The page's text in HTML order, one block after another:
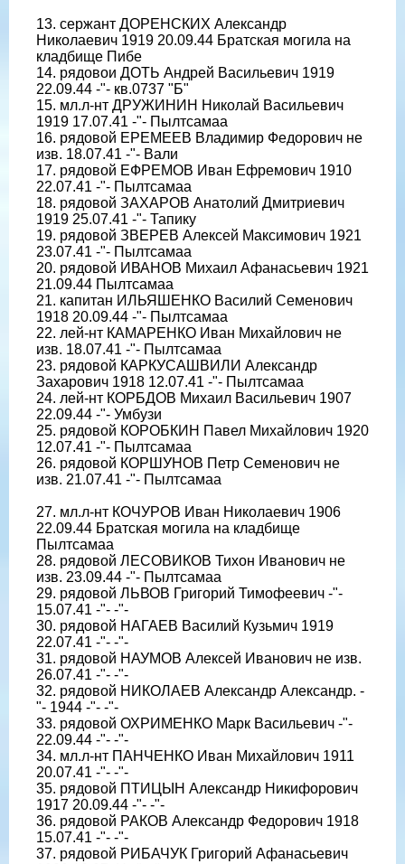
13. сержант ДОРЕНСКИХ Александр
Николаевич 1919 20.09.44 Братская могила на
кладбище Пибе
14. рядовои ДОТЬ Андрей Васильевич 1919
22.09.44 -"- кв.0737 "Б"
15. мл.л-нт ДРУЖИНИН Николай Васильевич
1919 17.07.41 -"- Пылтсамаа
16. рядовой ЕРЕМЕЕВ Владимир Федорович не
изв. 18.07.41 -"- Вали
17. рядовой ЕФРЕМОВ Иван Ефремович 1910
22.07.41 -"- Пылтсамаа
18. рядовой ЗАХАРОВ Анатолий Дмитриевич
1919 25.07.41 -"- Тапику
19. рядовой ЗВЕРЕВ Алексей Максимович 1921
23.07.41 -"- Пылтсамаа
20. рядовой ИВАНОВ Михаил Афанасьевич 1921
21.09.44 Пылтсамаа
21. капитан ИЛЬЯШЕНКО Василий Семенович
1918 20.09.44 -"- Пылтсамаа
22. лей-нт КАМАРЕНКО Иван Михайлович не
изв. 18.07.41 -"- Пылтсамаа
23. рядовой КАРКУСАШВИЛИ Александр
Захарович 1918 12.07.41 -"- Пылтсамаа
24. лей-нт КОРБДОВ Михаил Васильевич 1907
22.09.44 -"- Умбузи
25. рядовой КОРОБКИН Павел Михайлович 1920
12.07.41 -"- Пылтсамаа
26. рядовой КОРШУНОВ Петр Семенович не
изв. 21.07.41 -"- Пылтсамаа
27. мл.л-нт КОЧУРОВ Иван Николаевич 1906
22.09.44 Братская могила на кладбище
Пылтсамаа
28. рядовой ЛЕСОВИКОВ Тихон Иванович не
изв. 23.09.44 -"- Пылтсамаа
29. рядовой ЛЬВОВ Григорий Тимофеевич -"-
15.07.41 -"- -"-
30. рядовой НАГАЕВ Василий Кузьмич 1919
22.07.41 -"- -"-
31. рядовой НАУМОВ Алексей Иванович не изв.
26.07.41 -"- -"-
32. рядовой НИКОЛАЕВ Александр Александр. -
"- 1944 -"- -"-
33. рядовой ОХРИМЕНКО Марк Васильевич -"-
22.09.44 -"- -"-
34. мл.л-нт ПАНЧЕНКО Иван Михайлович 1911
20.07.41 -"- -"-
35. рядовой ПТИЦЫН Александр Никифорович
1917 20.09.44 -"- -"-
36. рядовой РАКОВ Александр Федорович 1918
15.07.41 -"- -"-
37. рядовой РИБАЧУК Григорий Афанасьевич